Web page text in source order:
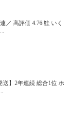
／ 高評価 4.76 鮭 いく
送】2年連続 総合1位 ホ